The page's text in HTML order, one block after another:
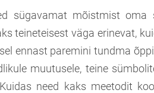
sügavamat mõistmist oma
teineteisest väga erinevat,
ennast paremini tundma
muutusele, teine
need kaks meetodit